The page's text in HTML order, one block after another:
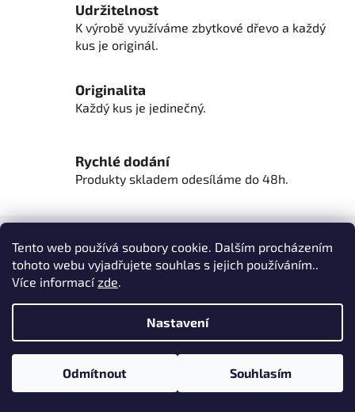
Tento web používá soubory cookie. Dalším procházením
tohoto webu vyjadřujete souhlas s jejich používáním..
Více informacízde.
Nastavení
Odmítnout Souhlasím
p
Udržitelnost
K výrobě využíváme zbytkové dřevo a každý
kus je originál.
Originalita
Každý kus je jedinečný.
Rychlé dodání
Produkty skladem odesíláme do 48h.
Z
Kontakt